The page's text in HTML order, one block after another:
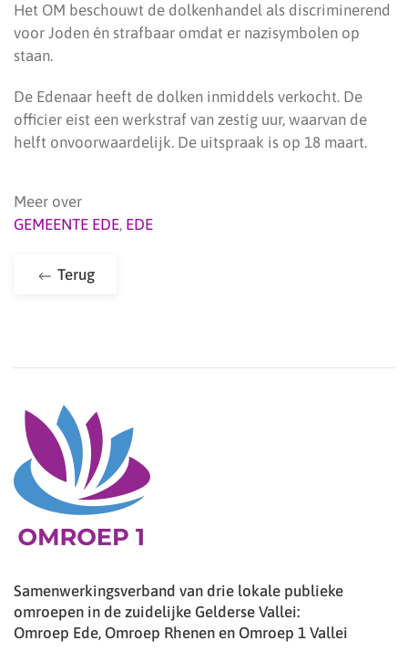
Het OM beschouwt de dolkenhandel als discriminerend
voor Joden én strafbaar omdat er nazisymbolen op
staan.
De Edenaar heeft de dolken inmiddels verkocht. De
officier eist een werkstraf van zestig uur, waarvan de
helft onvoorwaardelijk. De uitspraak is op 18 maart.
Meer over
GEMEENTE EDE, EDE
Terug
Samenwerkingsverband van drie lokale publieke
omroepen in de zuidelijke Gelderse Vallei:
Omroep Ede, Omroep Rhenen en Omroep 1 Vallei